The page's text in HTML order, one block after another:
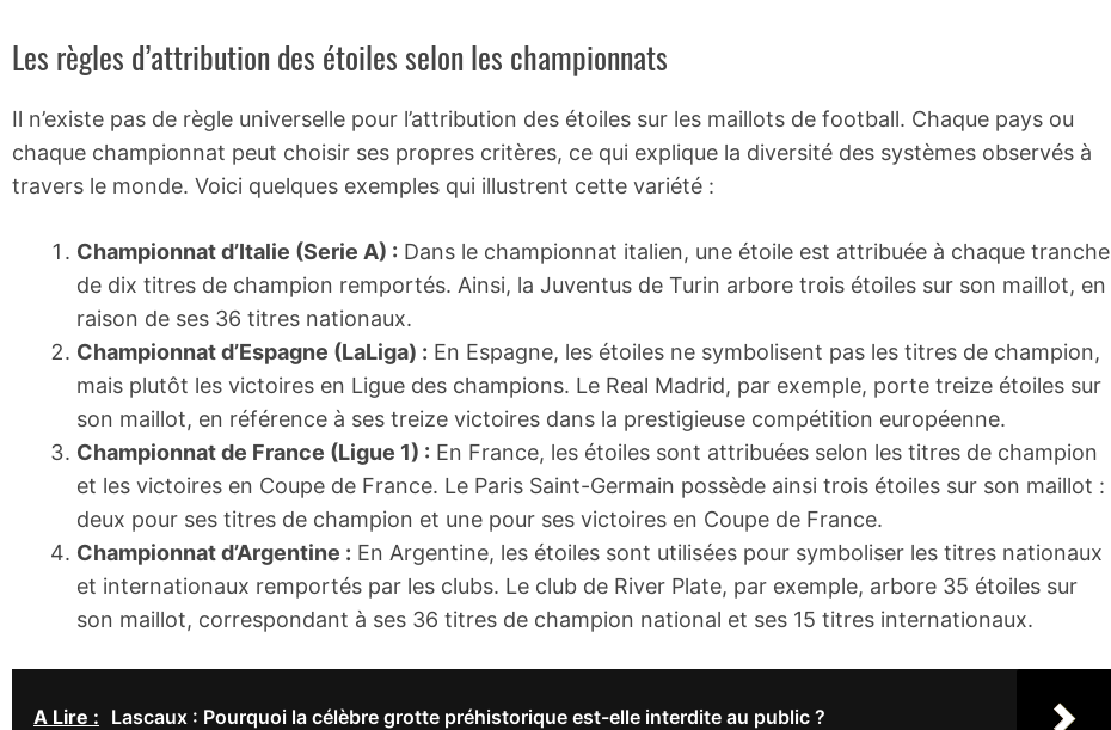
Les règles d’attribution des étoiles selon les championnats
Il n’existe pas de règle universelle pour l’attribution des étoiles sur les maillots de football. Chaque pays ou
chaque championnat peut choisir ses propres critères, ce qui explique la diversité des systèmes observés à
travers le monde. Voici quelques exemples qui illustrent cette variété :
Championnat d’Italie (Serie A) : Dans le championnat italien, une étoile est attribuée à chaque tranche
de dix titres de champion remportés. Ainsi, la Juventus de Turin arbore trois étoiles sur son maillot, en
raison de ses 36 titres nationaux.
Championnat d’Espagne (LaLiga) : En Espagne, les étoiles ne symbolisent pas les titres de champion,
mais plutôt les victoires en Ligue des champions. Le Real Madrid, par exemple, porte treize étoiles sur
son maillot, en référence à ses treize victoires dans la prestigieuse compétition européenne.
Championnat de France (Ligue 1) : En France, les étoiles sont attribuées selon les titres de champion
et les victoires en Coupe de France. Le Paris Saint-Germain possède ainsi trois étoiles sur son maillot :
deux pour ses titres de champion et une pour ses victoires en Coupe de France.
Championnat d’Argentine : En Argentine, les étoiles sont utilisées pour symboliser les titres nationaux
et internationaux remportés par les clubs. Le club de River Plate, par exemple, arbore 35 étoiles sur
son maillot, correspondant à ses 36 titres de champion national et ses 15 titres internationaux.
A Lire : Lascaux : Pourquoi la célèbre grotte préhistorique est-elle interdite au public ?